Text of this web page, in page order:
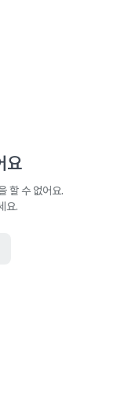
요
할 수 없어요.
요.